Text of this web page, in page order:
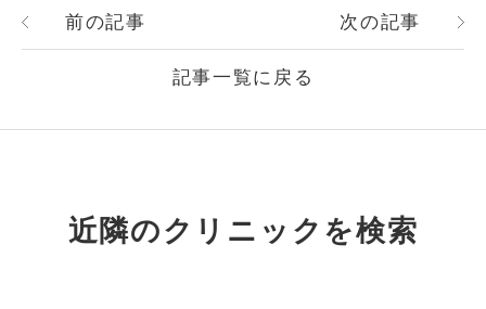
前の記事
記事一覧に戻る
次の記事
近隣のクリニックを検索